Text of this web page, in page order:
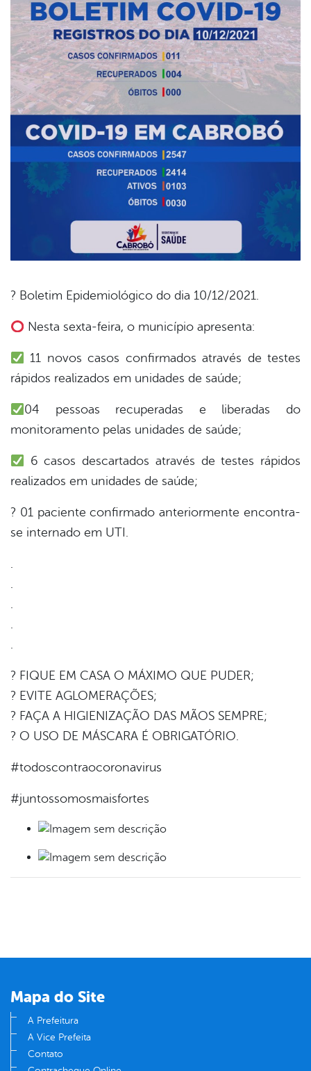
? Boletim Epidemiológico do dia 10/12/2021.
Nesta sexta-feira, o município apresenta:
11 novos casos confirmados através de testes
rápidos realizados em unidades de saúde;
04 pessoas recuperadas e liberadas do
monitoramento pelas unidades de saúde;
6 casos descartados através de testes rápidos
realizados em unidades de saúde;
? 01 paciente confirmado anteriormente encontra-
se internado em UTI.
.
.
.
.
.
? FIQUE EM CASA O MÁXIMO QUE PUDER;
? EVITE AGLOMERAÇÕES;
? FAÇA A HIGIENIZAÇÃO DAS MÃOS SEMPRE;
? O USO DE MÁSCARA É OBRIGATÓRIO.
#todoscontraocoronavirus
#juntossomosmaisfortes
Mapa do Site
A Prefeitura
A Vice Prefeita
Contato